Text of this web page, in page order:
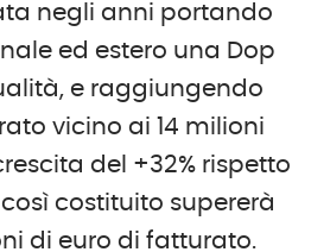
negli anni portando
ed estero una Dop
e raggiungendo
vicino ai 14 milioni
del +32% rispetto
costituito supererà
di euro di fatturato.